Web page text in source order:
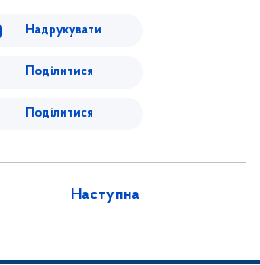
Надрукувати
Поділитися
Поділитися
Наступна